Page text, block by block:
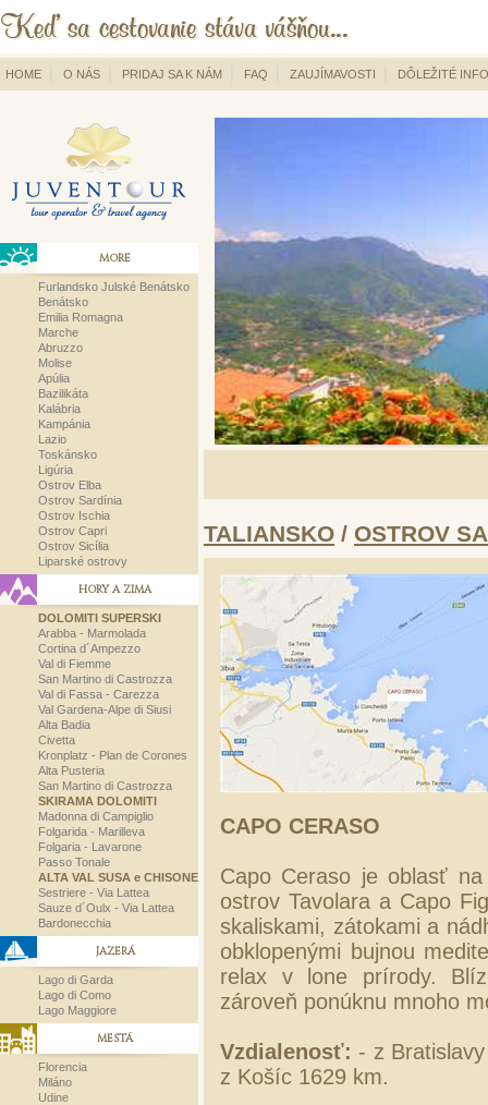
HOME O NÁS PRIDAJ SA K NÁM FAQ ZAUJÍMAVOSTI DÔLEŽITÉ
MORE
Furlandsko Julské Benátsko
Benátsko
Emilia Romagna
Marche
Abruzzo
Molise
Apúlia
Bazilikáta
Kalábria
Kampánia
Lazio
Toskánsko
Ligúria
Ostrov Elba
Ostrov Sardínia
Ostrov Ischia
Ostrov Capri
Ostrov Sicília
Liparské ostrovy
HORY A ZIMA
DOLOMITI SUPERSKI
Arabba - Marmolada
Cortina d´Ampezzo
Val di Fiemme
San Martino di Castrozza
Val di Fassa - Carezza
Val Gardena-Alpe di Siusi
Alta Badia
Civetta
Kronplatz - Plan de Corones
Alta Pusteria
San Martino di Castrozza
SKIRAMA DOLOMITI
Madonna di Campiglio
Folgarida - Marilleva
Folgaria - Lavarone
Passo Tonale
ALTA VAL SUSA e CHISONE
Sestriere - Via Lattea
Sauze d´Oulx - Via Lattea
Bardonecchia
JAZERÁ
Lago di Garda
Lago di Como
Lago Maggiore
MESTÁ
Florencia
Miláno
Udine
TALIANSKO / OSTROV
CAPO CERASO
Capo Ceraso je oblasť
ostrov Tavolara a Capo
skaliskami, zátokami a
obklopenými bujnou
relax v lone prírody.
zároveň ponúknu mnoho
Vzdialenosť: - z
z Košíc 1629 km.